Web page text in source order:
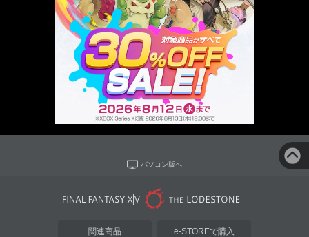
パソコン版へ
関連商品 e-STOREで購入